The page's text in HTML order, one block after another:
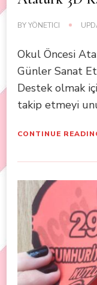
BYYÖNETICI
Okul Öncesi
Günler Sanat
Destek olmak
takip etmeyi
CONTINUE